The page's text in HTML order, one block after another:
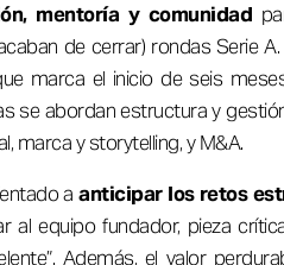
mentoría y comunidad
de cerrar) rondas Serie
marca el inicio de seis
se abordan estructura y
marca y storytelling, y M&A.
aanticipar los retos
al equipo fundador, pieza
Además, el valor